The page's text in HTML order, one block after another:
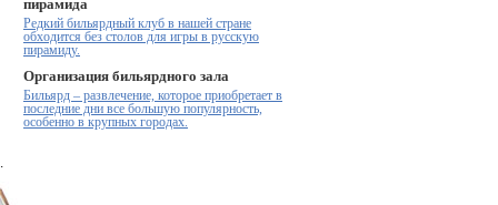
пирамида
Редкий бильярдный клуб в нашей стране
обходится без столов для игры в русскую
пирамиду.
Организация бильярдного зала
Бильярд – развлечение, которое приобретает в
последние дни все большую популярность,
особенно в крупных городах.
.